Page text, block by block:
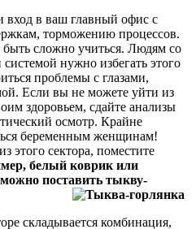
вход в ваш главный офис с
торможению процессов.
сложно учиться. Людям со
нужно избегать этого
проблемы с глазами,
Если вы не можете уйти из
здоровьем, сдайте анализы
осмотр. Крайне
беременным женщинам!
этого сектора, поместите
белый коврик или
поставить тыкву-
складывается комбинация,